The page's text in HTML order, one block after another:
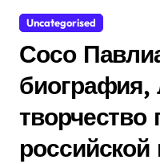
Uncategorised
Сосо
биография,
творчество